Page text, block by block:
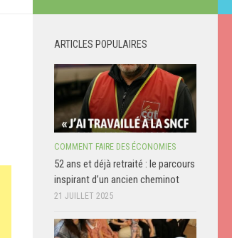
ARTICLES POPULAIRES
COMMENT FAIRE DES ÉCONOMIES
52 ans et déjà retraité : le parcours
inspirant d’un ancien cheminot
21 JUILLET 2025